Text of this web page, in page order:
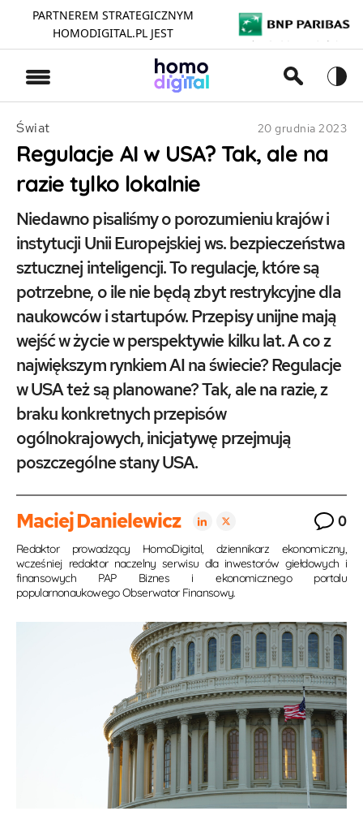
PARTNEREM STRATEGICZNYM
HOMODIGITAL.PL JEST
>
Świat 20 grudnia 2023
Regulacje AI w USA? Tak, ale na
razie tylko lokalnie
Niedawno pisaliśmy o porozumieniu krajów i
instytucji Unii Europejskiej ws. bezpieczeństwa
sztucznej inteligencji. To regulacje, które są
potrzebne, o ile nie będą zbyt restrykcyjne dla
naukowców i startupów. Przepisy unijne mają
wejść w życie w perspektywie kilku lat. A co z
największym rynkiem AI na świecie? Regulacje
w USA też są planowane? Tak, ale na razie, z
braku konkretnych przepisów
ogólnokrajowych, inicjatywę przejmują
poszczególne stany USA.
Maciej Danielewicz 0
Redaktor prowadzący HomoDigital, dziennikarz ekonomiczny,
wcześniej redaktor naczelny serwisu dla inwestorów giełdowych i
finansowych PAP Biznes i ekonomicznego portalu
popularnonaukowego Obserwator Finansowy.